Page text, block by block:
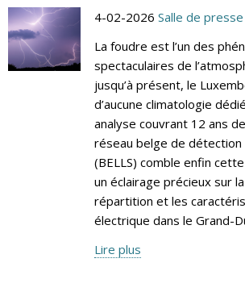
4-02-2026 Salle de presse
La foudre est l’un des
spectaculaires de
jusqu’à présent, le
d’aucune climatologie
analyse couvrant 12 ans
réseau belge de détection
(BELLS) comble enfin
un éclairage précieux sur
répartition et les
électrique dans le Grand-
Lire plus